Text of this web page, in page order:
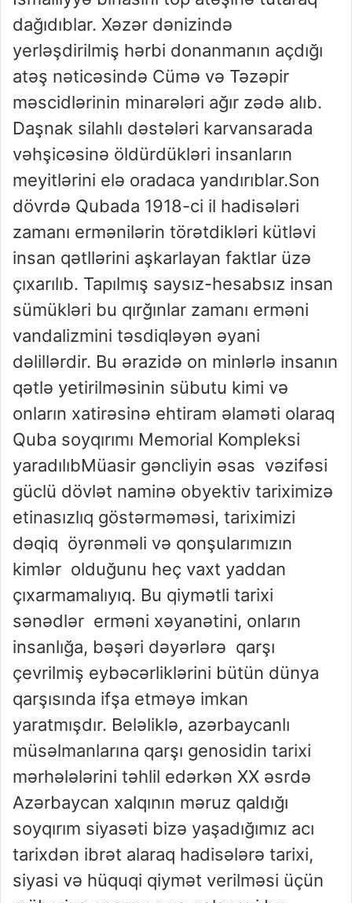
dağıdıblar. Xəzər dənizində
yerləşdirilmiş hərbi donanmanın açdığı
atəş nəticəsində Cümə və Təzəpir
məscidlərinin minarələri ağır zədə alıb.
Daşnak silahlı dəstələri karvansarada
vəhşicəsinə öldürdükləri insanların
meyitlərini elə oradaca yandırıblar.Son
dövrdə Qubada 1918-ci il hadisələri
zamanı ermənilərin törətdikləri kütləvi
insan qətllərini aşkarlayan faktlar üzə
çıxarılıb. Tapılmış saysız-hesabsız insan
sümükləri bu qırğınlar zamanı erməni
vandalizmini təsdiqləyən əyani
dəlillərdir. Bu ərazidə on minlərlə insanın
qətlə yetirilməsinin sübutu kimi və
onların xatirəsinə ehtiram əlaməti olaraq
Quba soyqırımı Memorial Kompleksi
yaradılıbMüasir gəncliyin əsas vəzifəsi
güclü dövlət naminə obyektiv tariximizə
etinasızlıq göstərməməsi, tariximizi
dəqiq öyrənməli və qonşularımızın
kimlər olduğunu heç vaxt yaddan
çıxarmamalıyıq. Bu qiymətli tarixi
sənədlər erməni xəyanətini, onların
insanlığa, bəşəri dəyərlərə qarşı
çevrilmiş eybəcərliklərini bütün dünya
qarşısında ifşa etməyə imkan
yaratmışdır. Beləliklə, azərbaycanlı
müsəlmanlarına qarşı genosidin tarixi
mərhələlərini təhlil edərkən XX əsrdə
Azərbaycan xalqının məruz qaldığı
soyqırım siyasəti bizə yaşadığımız acı
tarixdən ibrət alaraq hadisələrə tarixi,
siyasi və hüquqi qiymət verilməsi üçün